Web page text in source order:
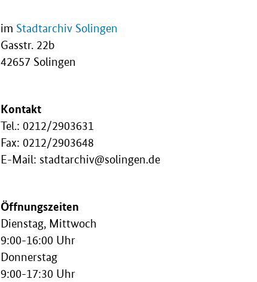
im Stadtarchiv Solingen
Gasstr. 22b
42657 Solingen
Kontakt
Tel.: 0212/2903631
Fax: 0212/2903648
E-Mail: stadtarchiv@solingen.de
Öffnungszeiten
Dienstag, Mittwoch
9:00-16:00 Uhr
Donnerstag
9:00-17:30 Uhr